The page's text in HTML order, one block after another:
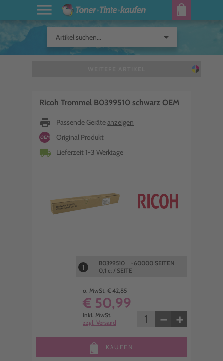
Artikel suchen... arrow_drop_down
Ricoh Trommel B0399510 schwarz OEM
print Passende Geräteanzeigen
OEM Original Produkt
local_shipping Lieferzeit 1-3 Werktage
1
B0399510 ~60000 SEITEN
0,1 ct / SEITE
o. MwSt. € 42,85
€ 50,99
inkl. MwSt.
zzgl. Versand
− +
KAUFEN